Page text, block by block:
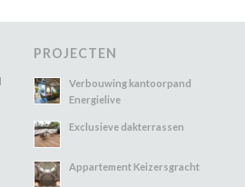
PROJECTEN
Verbouwing kantoorpand
Energielive
Exclusieve dakterrassen
Appartement Keizersgracht